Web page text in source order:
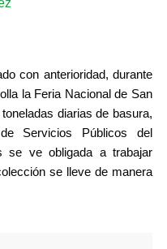
con anterioridad, durante
la Feria Nacional de San
diarias de basura,
Servicios Públicos del
se ve obligada a trabajar
se lleve de manera